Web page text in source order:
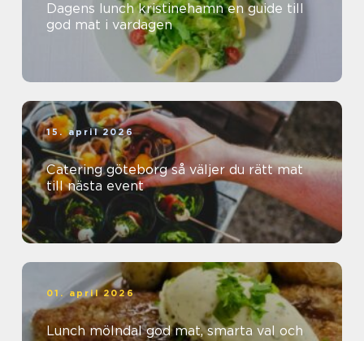
Dagens lunch kristinehamn en guide till
god mat i vardagen
15. april 2026
Catering göteborg så väljer du rätt mat
till nästa event
01. april 2026
Lunch mölndal god mat, smarta val och